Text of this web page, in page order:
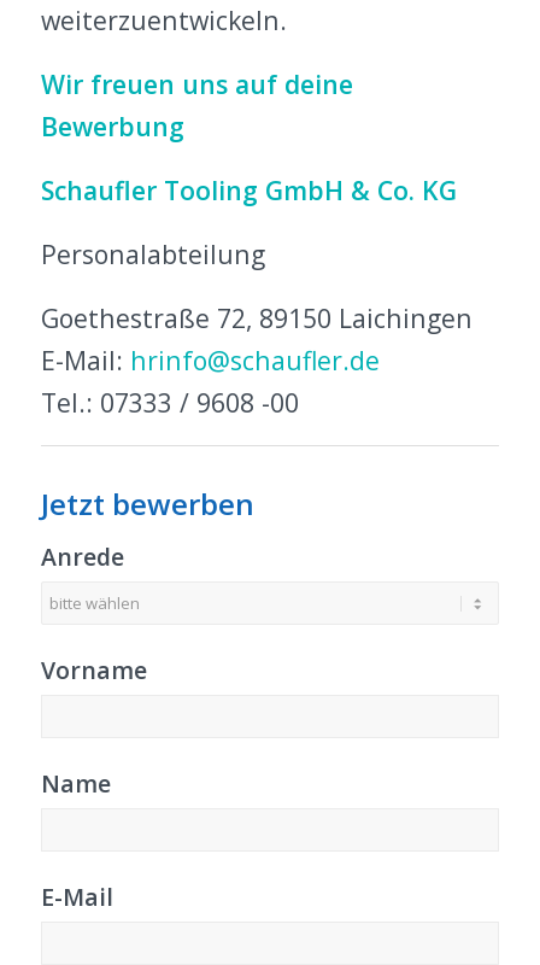
weiterzuentwickeln.
Wir freuen uns auf deine
Bewerbung
Schaufler Tooling GmbH & Co. KG
Personalabteilung
Goethestraße 72, 89150 Laichingen
E-Mail: hrinfo@schaufler.de
Tel.: 07333 / 9608 -00
Jetzt bewerben
Anrede
Vorname
Name
E-Mail